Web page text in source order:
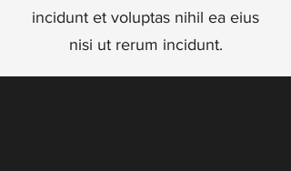
incidunt et voluptas nihil ea eius
nisi ut rerum incidunt.